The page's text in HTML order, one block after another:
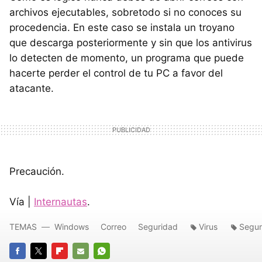
archivos ejecutables, sobretodo si no conoces su
procedencia. En este caso se instala un troyano
que descarga posteriormente y sin que los antivirus
lo detecten de momento, un programa que puede
hacerte perder el control de tu PC a favor del
atacante.
Precaución.
Vía | Internautas.
TEMAS Windows Correo Seguridad Virus